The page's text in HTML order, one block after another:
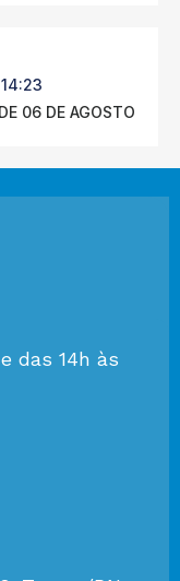
14:23
06 DE AGOSTO
das 14h às